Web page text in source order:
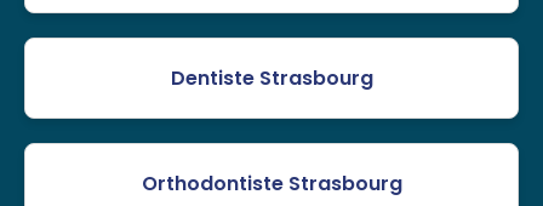
Dentiste Strasbourg
Orthodontiste Strasbourg